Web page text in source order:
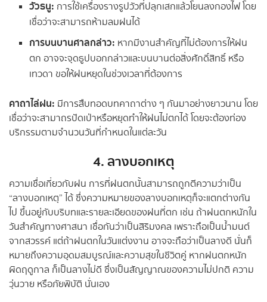
วัวธนู: การใช้เครื่องรางรูปวัวที่ปลุกเสกแล้วโยนลงกองไฟ โดย
เชื่อว่าจะสามารถห้ามลมฝนได้
การบนบานศาลกล่าว: หากมีงานสำคัญที่ไม่ต้องการให้ฝน
ตก อาจจะจุดธูปบอกกล่าวและบนบานต่อสิ่งศักดิ์สิทธิ์ หรือ
เทวดา ขอให้ฝนหยุดในช่วงเวลาที่ต้องการ
คาถาไล่ฝน: มีการสืบทอดบทคาถาต่าง ๆ กันมาอย่างยาวนาน โดย
เชื่อว่าจะสามาถรปัดเป่าหรือหยุดทำให้ฝนไม่ตกได้ โดยจะต้องท่อง
บริกรรมตามจำนวนวันที่กำหนดในแต่ละวัน
4. ลางบอกเหตุ
ความเชื่อเกี่ยวกับฝน การที่ฝนตกนั้นสามารถถูกตีความว่าเป็น
“ลางบอกเหตุ” ได้ ซึ่งความหมายของลางบอกเหตุก็จะแตกต่างกัน
ไป ขึ้นอยู่กับบริบทและรายละเอียดของฝนที่ตก เช่น ถ้าฝนตกหนักใน
วันสำคัญทางศาสนา เชื่อกันว่าเป็นสิริมงคล เพราะถือเป็นน้ำมนต์
จากสวรรค์ แต่ถ้าฝนตกในวันแต่งงาน อาจจะถือว่าเป็นลางดี นั่นก็
หมายถึงความอุดมสมบูรณ์และความสุขในชีวิตคู่ หากฝนตกหนัก
ผิดฤดูกาล ก็เป็นลางไม่ดี ซึ่งเป็นสัญญาณของความไม่ปกติ ความ
วุ่นวาย หรือภัยพิบัติ นั่นเอง